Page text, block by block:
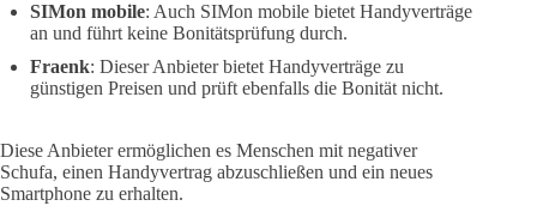
SIMon mobile: Auch SIMon mobile bietet Handyverträge
an und führt keine Bonitätsprüfung durch.
Fraenk: Dieser Anbieter bietet Handyverträge zu
günstigen Preisen und prüft ebenfalls die Bonität nicht.
Diese Anbieter ermöglichen es Menschen mit negativer
Schufa, einen Handyvertrag abzuschließen und ein neues
Smartphone zu erhalten.